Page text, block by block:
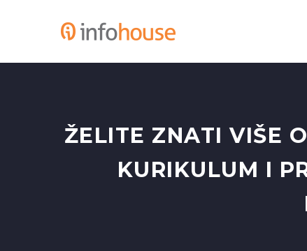
ŽELITE ZNATI VIŠE
KURIKULUM I